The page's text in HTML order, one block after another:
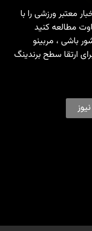
معتبر ورزشی را با
مطالعه کنید
باشی ، مربینو
ارتقا سطح برندینگ